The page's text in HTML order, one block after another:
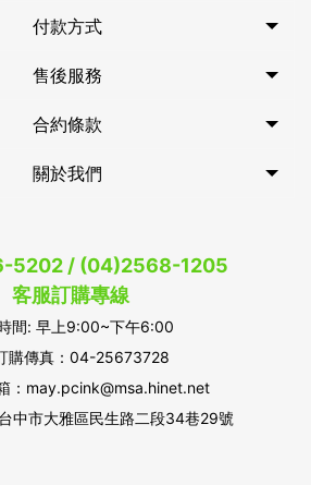
付款方式
售後服務
合約條款
關於我們
5202 / (04)2568-1205
客服訂購專線
間: 早上9:00~下午6:00
購傳真：04-25673728
：may.pcink@msa.hinet.net
中市大雅區民生路二段34巷29號